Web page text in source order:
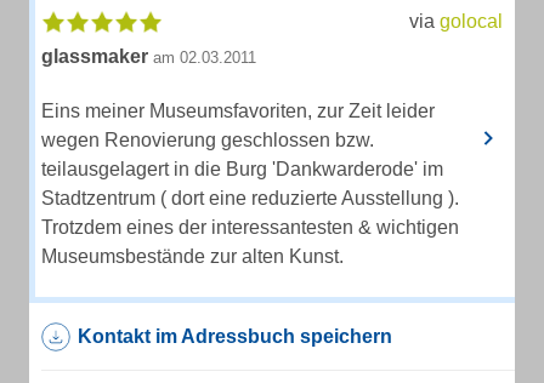
via golocal
glassmaker am 02.03.2011
Eins meiner Museumsfavoriten, zur Zeit leider
wegen Renovierung geschlossen bzw.
teilausgelagert in die Burg 'Dankwarderode' im
Stadtzentrum ( dort eine reduzierte Ausstellung ).
Trotzdem eines der interessantesten & wichtigen
Museumsbestände zur alten Kunst.
Kontakt im Adressbuch speichern